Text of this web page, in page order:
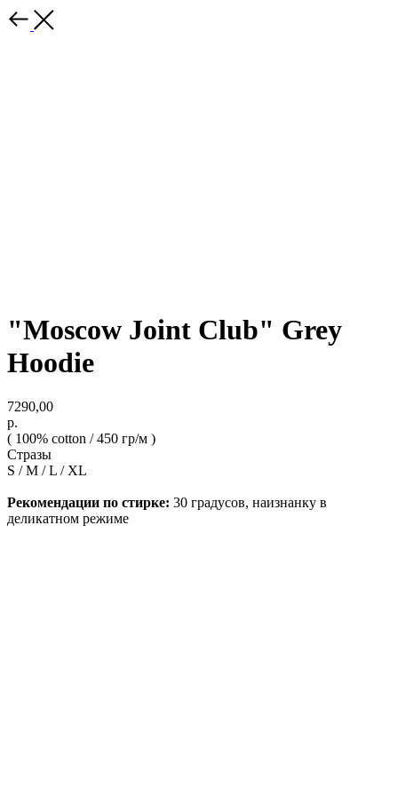
"Moscow Joint Club" Grey
Hoodie
7290,00
р.
( 100% cotton / 450 гр/м )
Стразы
S / M / L / XL
Рекомендации по стирке: 30 градусов, наизнанку в
деликатном режиме